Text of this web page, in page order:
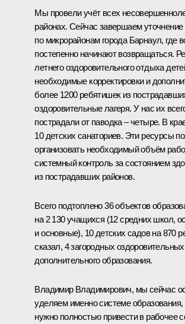
Мы провели учёт всех
районах. Сейчас завершаем уточнение
по микрорайонам города Барнаул, где
постепенно начинают возвращаться.
летнего оздоровительного отдыха
необходимые корректировки и
более 1200 ребятишек из
оздоровительные лагеря. У нас их
пострадали от паводка – четыре. В
10 детских санаториев. Эти ресурсы
организовать необходимый объём
системный контроль за состоянием
из пострадавших районов.
Всего подтоплено 36 объектов
на 2 130 учащихся (12 средних школ,
и основные), 10 детских садов на 870
сказал, 4 загородных
дополнительного образования.
Владимир Владимирович, мы сейчас
уделяем именно системе
нужно полностью привести в рабочее